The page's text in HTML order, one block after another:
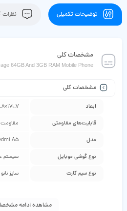
توضیحات تکمیلی نظرات
مشخصات کلی
64GB And 3GB RAM Mobile Phone
مشخصات کلی
ابعاد 171.7×77.8×8.3 میلی‌متر
قابلیت‌های مقاومتی مقاومت
مدل A5
نوع گوشی موبایل سیستم
نوع سیم کارت سایز نانو (8.8 × 12.3
مشاهده ادامه